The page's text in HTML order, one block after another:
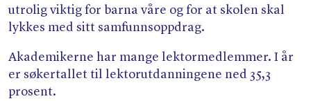
utrolig viktig for barna våre og for at skolen skal
lykkes med sitt samfunnsoppdrag.
Akademikerne har mange lektormedlemmer. I år
er søkertallet til lektorutdanningene ned 35,3
prosent.